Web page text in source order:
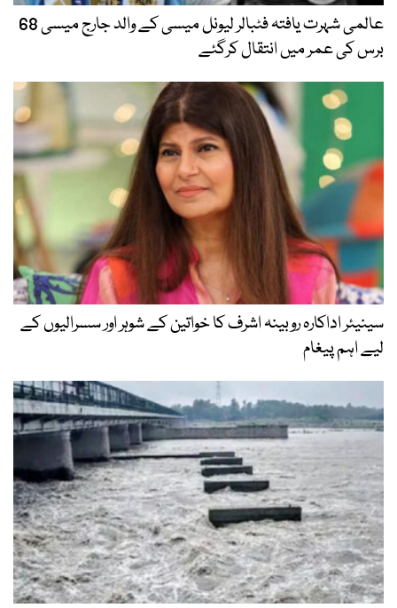
عالمی شہرت یافتہ فٹبالر لیونل میسی کے والد جارج میسی 68
برس کی عمر میں انتقال کرگئے
سینیئر اداکارہ روبینہ اشرف کا خواتین کے شوہر اور سسرالیوں کے
لیے اہم پیغام